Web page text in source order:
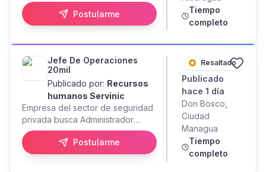
Soluciones TIC para comandas,
facturación y control de cuentas
(aplica a piso) * Cumplir
estación y manipulación correcta
2 años de experiencia como
mesero/a o cocinero/a en
restaurantes * Capacidad para
trabajar en alto volumen
(especialmente fines de semana)
manteniendo calidad * Excelente
uniformes. Maquina plana y
overlock. Pago en base a
produccion. Ubicacion de taller
Postularme
Tiempo
completo
Jefe De Operaciones
20mil
Publicado por: Recursos
humanos Servinic
Empresa del sector de seguridad
privada busca Administrador
Operativo con experiencia,
responsable de coordinar,
supervisar y controlar las
Postularme
Resaltado
Publicado
hace 1 día
Don Bosco,
Ciudad
Managua
Tiempo
completo